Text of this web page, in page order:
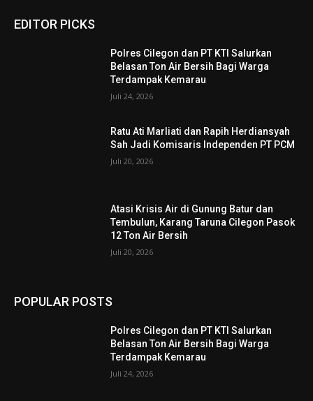
EDITOR PICKS
Polres Cilegon dan PT KTI Salurkan
Belasan Ton Air Bersih Bagi Warga
Terdampak Kemarau
Juli 24, 2026
Ratu Ati Marliati dan Rapih Herdiansyah
Sah Jadi Komisaris Independen PT PCM
Juli 20, 2026
Atasi Krisis Air di Gunung Batur dan
Tembulun, Karang Taruna Cilegon Pasok
12 Ton Air Bersih
Juli 20, 2026
POPULAR POSTS
Polres Cilegon dan PT KTI Salurkan
Belasan Ton Air Bersih Bagi Warga
Terdampak Kemarau
Juli 24, 2026